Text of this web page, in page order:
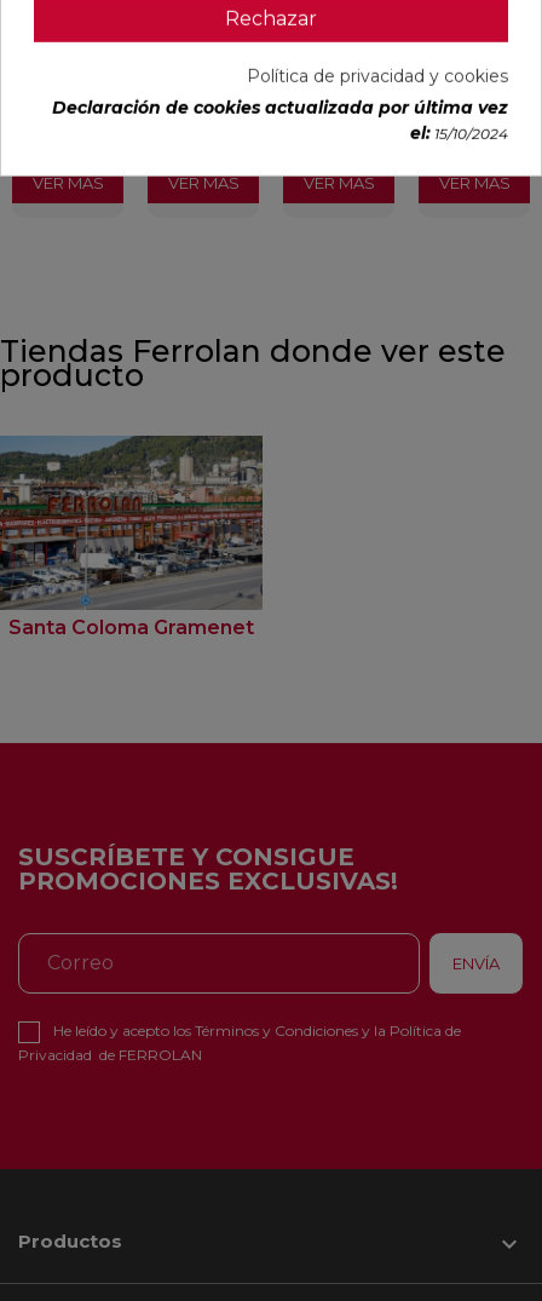
/m²
(IVA
VER MÁS
/m²
(IVA
VER MÁS
91080491
34,49 €
/m²
(IVA
VER MÁS
30,13 €
/m²
(IVA
incl.)
VER MÁS
Tiendas Ferrolan donde ver este
producto
Santa Coloma Gramenet
SUSCRÍBETE Y CONSIGUE
PROMOCIONES EXCLUSIVAS!
He leído y acepto los Términos y Condiciones y la Política de
Privacidad de FERROLAN
Productos 
Rechazar
Política de privacidad y cookies
Declaración de cookies actualizada por última vez
el: 15/10/2024